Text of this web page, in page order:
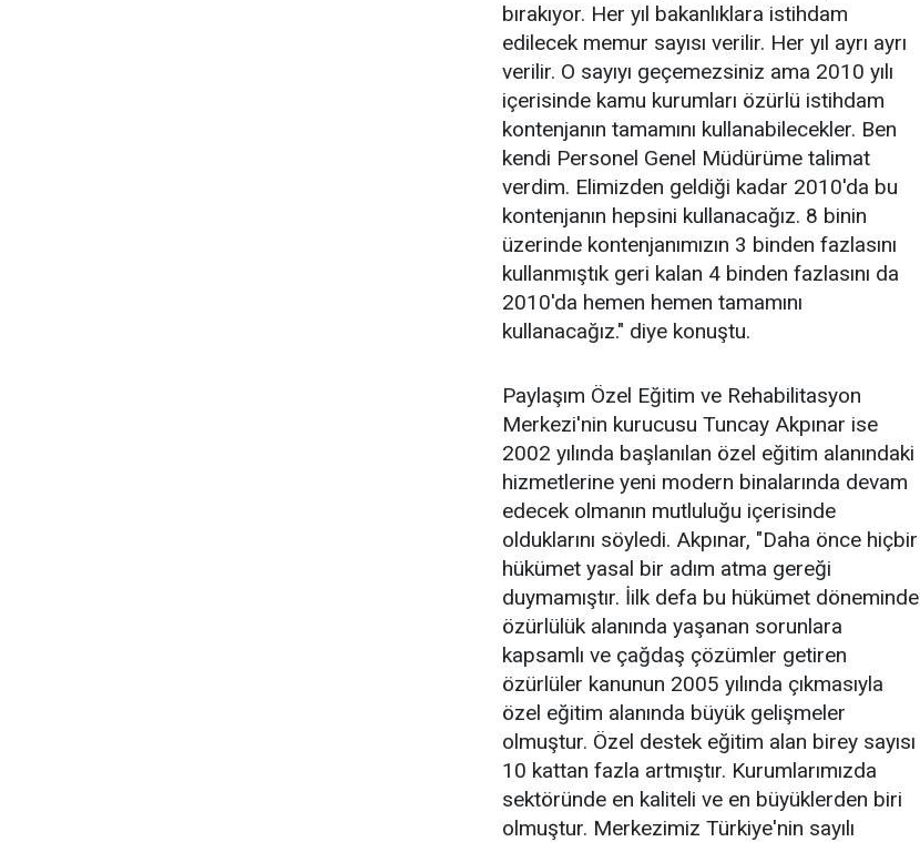
bırakıyor. Her yıl bakanlıklara istihdam
edilecek memur sayısı verilir. Her yıl ayrı ayrı
verilir. O sayıyı geçemezsiniz ama 2010 yılı
içerisinde kamu kurumları özürlü istihdam
kontenjanın tamamını kullanabilecekler. Ben
kendi Personel Genel Müdürüme talimat
verdim. Elimizden geldiği kadar 2010'da bu
kontenjanın hepsini kullanacağız. 8 binin
üzerinde kontenjanımızın 3 binden fazlasını
kullanmıştık geri kalan 4 binden fazlasını da
2010'da hemen hemen tamamını
kullanacağız." diye konuştu.
Paylaşım Özel Eğitim ve Rehabilitasyon
Merkezi'nin kurucusu Tuncay Akpınar ise
2002 yılında başlanılan özel eğitim alanındaki
hizmetlerine yeni modern binalarında devam
edecek olmanın mutluluğu içerisinde
olduklarını söyledi. Akpınar, "Daha önce hiçbir
hükümet yasal bir adım atma gereği
duymamıştır. İilk defa bu hükümet döneminde
özürlülük alanında yaşanan sorunlara
kapsamlı ve çağdaş çözümler getiren
özürlüler kanunun 2005 yılında çıkmasıyla
özel eğitim alanında büyük gelişmeler
olmuştur. Özel destek eğitim alan birey sayısı
10 kattan fazla artmıştır. Kurumlarımızda
sektöründe en kaliteli ve en büyüklerden biri
olmuştur. Merkezimiz Türkiye'nin sayılı